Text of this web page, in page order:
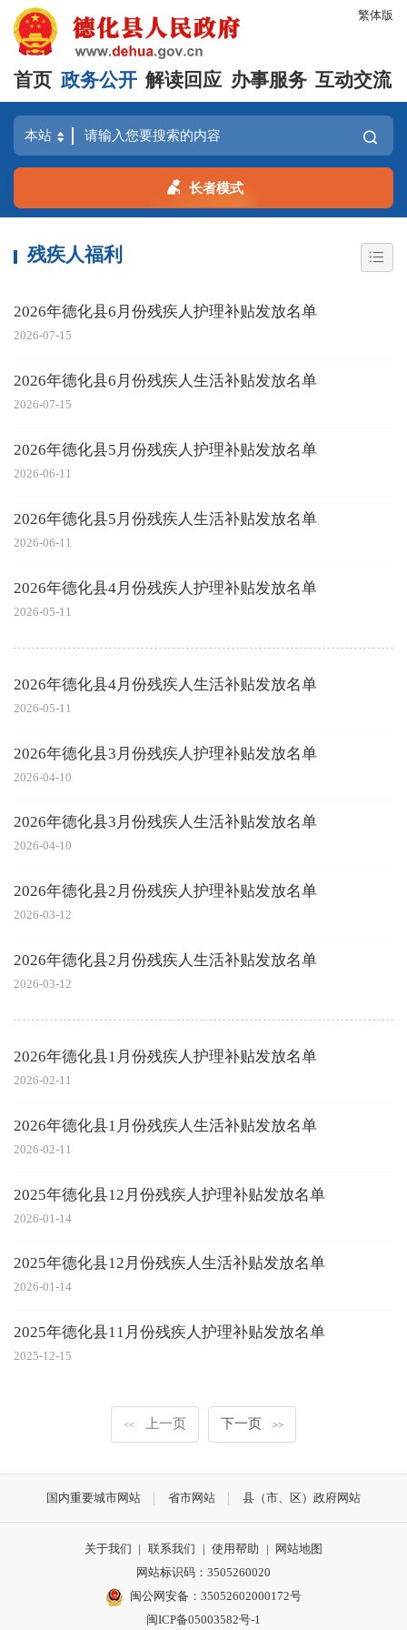
繁体版
首页 政务公开 解读回应 办事服务 互动交流
长者模式
残疾人福利
2026年德化县6月份残疾人护理补贴发放名单
2026-07-15
2026年德化县6月份残疾人生活补贴发放名单
2026-07-15
2026年德化县5月份残疾人护理补贴发放名单
2026-06-11
2026年德化县5月份残疾人生活补贴发放名单
2026-06-11
2026年德化县4月份残疾人护理补贴发放名单
2026-05-11
2026年德化县4月份残疾人生活补贴发放名单
2026-05-11
2026年德化县3月份残疾人护理补贴发放名单
2026-04-10
2026年德化县3月份残疾人生活补贴发放名单
2026-04-10
2026年德化县2月份残疾人护理补贴发放名单
2026-03-12
2026年德化县2月份残疾人生活补贴发放名单
2026-03-12
2026年德化县1月份残疾人护理补贴发放名单
2026-02-11
2026年德化县1月份残疾人生活补贴发放名单
2026-02-11
2025年德化县12月份残疾人护理补贴发放名单
2026-01-14
2025年德化县12月份残疾人生活补贴发放名单
2026-01-14
2025年德化县11月份残疾人护理补贴发放名单
2025-12-15
<< 上一页 下一页 >>
国内重要城市网站 省市网站 县（市、区）政府网站
关于我们 | 联系我们 | 使用帮助 | 网站地图
网站标识码：3505260020
闽公网安备：35052602000172号
闽ICP备05003582号-1